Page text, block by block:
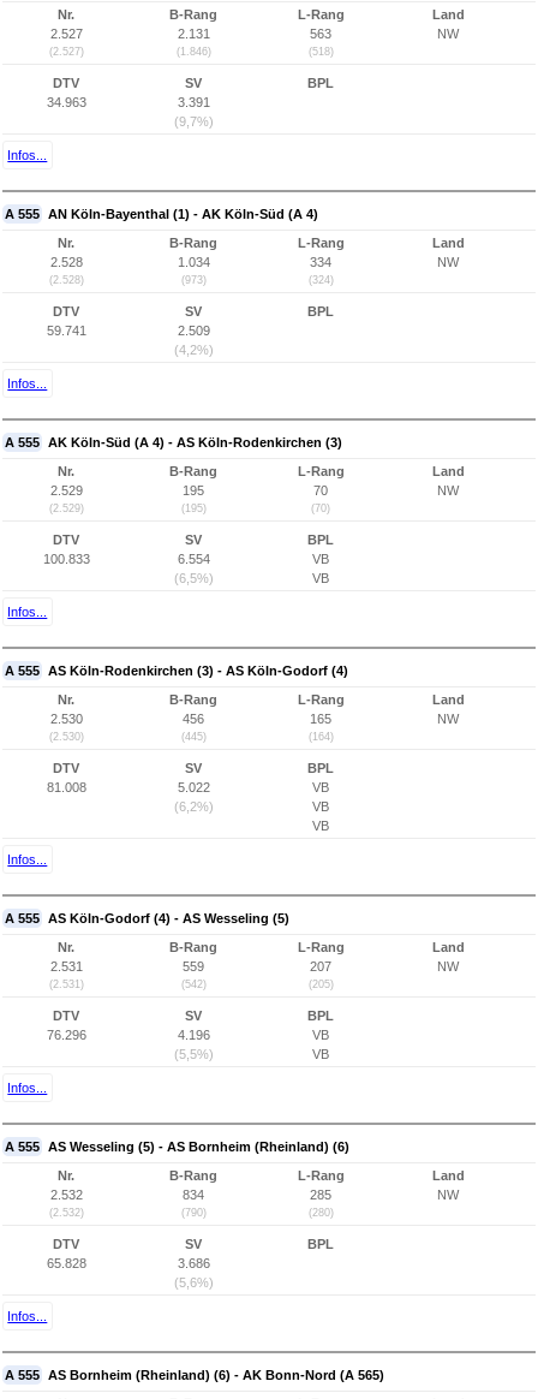
Nr.
2.527
(2.527)
B-Rang
2.131
(1.846)
L-Rang
563
(518)
Land
NW
DTV
34.963
SV
3.391
(9,7%)
BPL
Infos...
A 555 AN Köln-Bayenthal (1) - AK Köln-Süd (A 4)
Nr.
2.528
(2.528)
B-Rang
1.034
(973)
L-Rang
334
(324)
Land
NW
DTV
59.741
SV
2.509
(4,2%)
BPL
Infos...
A 555 AK Köln-Süd (A 4) - AS Köln-Rodenkirchen (3)
Nr.
2.529
(2.529)
B-Rang
195
(195)
L-Rang
70
(70)
Land
NW
DTV
100.833
SV
6.554
(6,5%)
BPL
VB
VB
Infos...
A 555 AS Köln-Rodenkirchen (3) - AS Köln-Godorf (4)
Nr.
2.530
(2.530)
B-Rang
456
(445)
L-Rang
165
(164)
Land
NW
DTV
81.008
SV
5.022
(6,2%)
BPL
VB
VB
VB
Infos...
A 555 AS Köln-Godorf (4) - AS Wesseling (5)
Nr.
2.531
(2.531)
B-Rang
559
(542)
L-Rang
207
(205)
Land
NW
DTV
76.296
SV
4.196
(5,5%)
BPL
VB
VB
Infos...
A 555 AS Wesseling (5) - AS Bornheim (Rheinland) (6)
Nr.
2.532
(2.532)
B-Rang
834
(790)
L-Rang
285
(280)
Land
NW
DTV
65.828
SV
3.686
(5,6%)
BPL
Infos...
A 555 AS Bornheim (Rheinland) (6) - AK Bonn-Nord (A 565)